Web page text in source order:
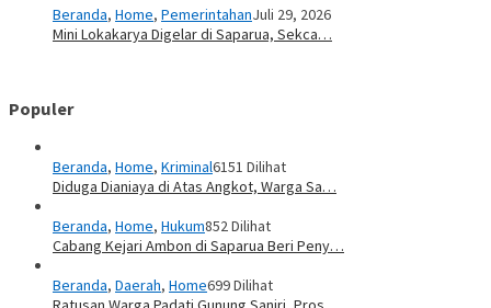
Beranda, Home, PemerintahanJuli 29, 2026
Mini Lokakarya Digelar di Saparua, Sekca…
Populer
Beranda, Home, Kriminal6151 Dilihat
Diduga Dianiaya di Atas Angkot, Warga Sa…
Beranda, Home, Hukum852 Dilihat
Cabang Kejari Ambon di Saparua Beri Peny…
Beranda, Daerah, Home699 Dilihat